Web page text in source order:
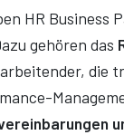
HR Business
gehören das
die